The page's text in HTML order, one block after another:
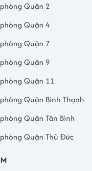
Quận 2
Quận 4
Quận 7
Quận 9
Quận 11
Quận Bình Thạnh
Quận Tân Bình
Quận Thủ Đức